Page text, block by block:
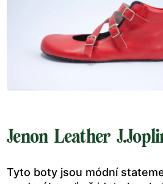
Jenon Leather
Tyto boty jsou módní